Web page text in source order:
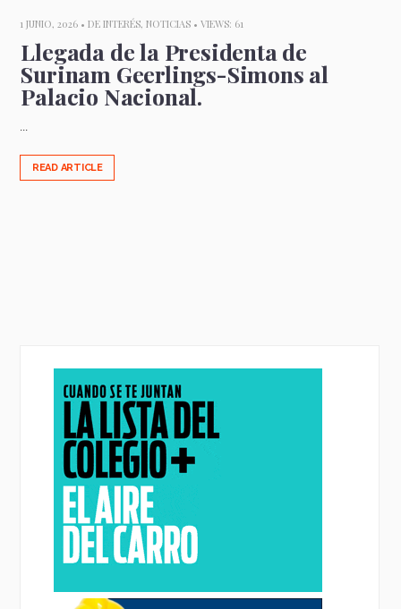
1 JUNIO, 2026 •DE INTERÉS,NOTICIAS • VIEWS: 61
Llegada de la Presidenta de
Surinam Geerlings-Simons al
Palacio Nacional.
READ ARTICLE